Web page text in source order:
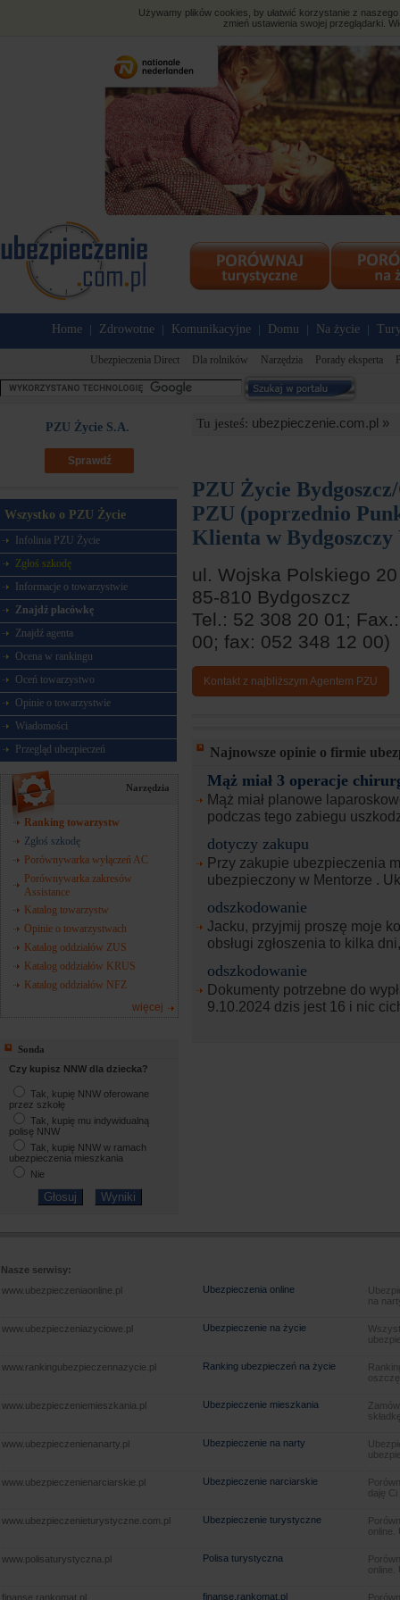
Używamy plików cookies, by ułatwić korzystanie z
zmień ustawienia swojej przeglądarki.
Home Zdrowotne Komunikacyjne Domu Na życie
Ubezpieczenia Direct Dla rolników Narzędzia Porady eksperta
PZU Życie S.A.
Sprawdź
Wszystko o PZU Życie
Infolinia PZU Życie
Zgłoś szkodę
Informacje o towarzystwie
Znajdź placówkę
Znajdź agenta
Ocena w rankingu
Oceń towarzystwo
Opinie o towarzystwie
Wiadomości
Przegląd ubezpieczeń
Narzędzia
Ranking towarzystw
Zgłoś szkodę
Porównywarka wyłączeń AC
Porównywarka zakresów
Assistance
Katalog towarzystw
Opinie o towarzystwach
Katalog oddziałów ZUS
Katalog oddziałów KRUS
Katalog oddziałów NFZ
więcej
Sonda
Czy kupisz NNW dla dziecka?
Tak, kupię NNW oferowane
przez szkołę
Tak, kupię mu indywidualną
polisę NNW
Tak, kupię NNW w ramach
ubezpieczenia mieszkania
Nie
Tu jesteś: ubezpieczenie.com.pl »
PZU Życie
PZU (poprzednio
Klienta w Bydgoszczy
ul. Wojska Polskiego
85-810 Bydgoszcz
Tel.: 52 308 20 01;
00; fax: 052 348 12 00)
Kontakt z najbliższym Agentem PZU
Najnowsze opinie o firmie
Mąż miał 3 operacje
Mąż miał planowe
podczas tego zabiegu
dotyczy zakupu
Przy zakupie ubezpieczenia
ubezpieczony w Mentorze .
odszkodowanie
Jacku, przyjmij proszę moje
obsługi zgłoszenia to kilka
odszkodowanie
Dokumenty potrzebne do
9.10.2024 dzis jest 16 i nic
Nasze serwisy:
www.ubezpieczeniaonline.pl
Ubezpieczenia online
na
www.ubezpieczeniazyciowe.pl Ubezpieczenie na życie
www.rankingubezpieczennazycie.pl Ranking ubezpieczeń na życie
www.ubezpieczeniemieszkania.pl Ubezpieczenie mieszkania
www.ubezpieczenienanarty.pl Ubezpieczenie na narty
www.ubezpieczenienarciarskie.pl Ubezpieczenie narciarskie
daję
www.ubezpieczenieturystyczne.com.pl Ubezpieczenie turystyczne
www.polisaturystyczna.pl Polisa turystyczna
finanse.rankomat.pl finanse.rankomat.pl